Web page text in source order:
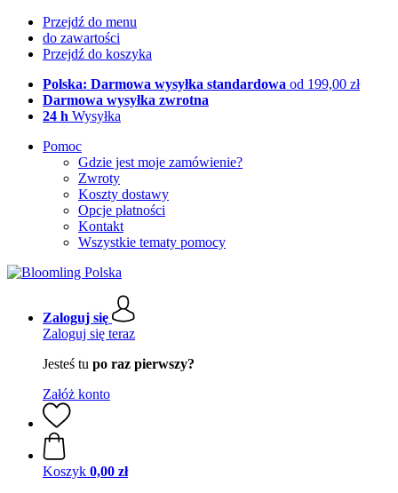
Przejdź do menu
do zawartości
Przejdź do koszyka
Polska: Darmowa wysyłka standardowa od 199,00 zł
Darmowa wysyłka zwrotna
24 h Wysyłka
Pomoc
Gdzie jest moje zamówienie?
Zwroty
Koszty dostawy
Opcje płatności
Kontakt
Wszystkie tematy pomocy
Zaloguj się
Zaloguj się teraz
Jesteś tu po raz pierwszy?
Załóż konto
Koszyk 0,00 zł